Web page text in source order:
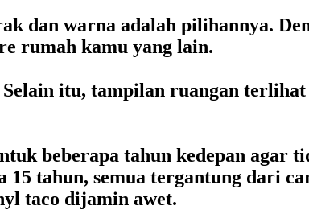
dan warna adalah pilihannya.
rumah kamu yang lain.
itu, tampilan ruangan
beberapa tahun kedepan agar
tahun, semua tergantung dari
taco dijamin awet.